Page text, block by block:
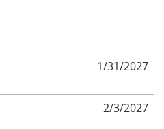
1/31/2027
2/3/2027